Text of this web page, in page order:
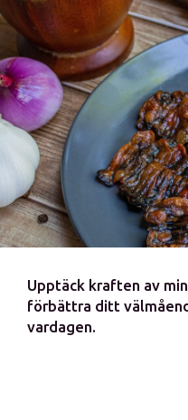
Upptäck kraften av
förbättra ditt
vardagen.